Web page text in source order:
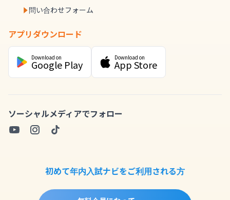
問い合わせフォーム
アプリダウンロード
Download on
Google Play
Download on
App Store
ソーシャルメディアでフォロー
初めて年内入試ナビをご利用される方